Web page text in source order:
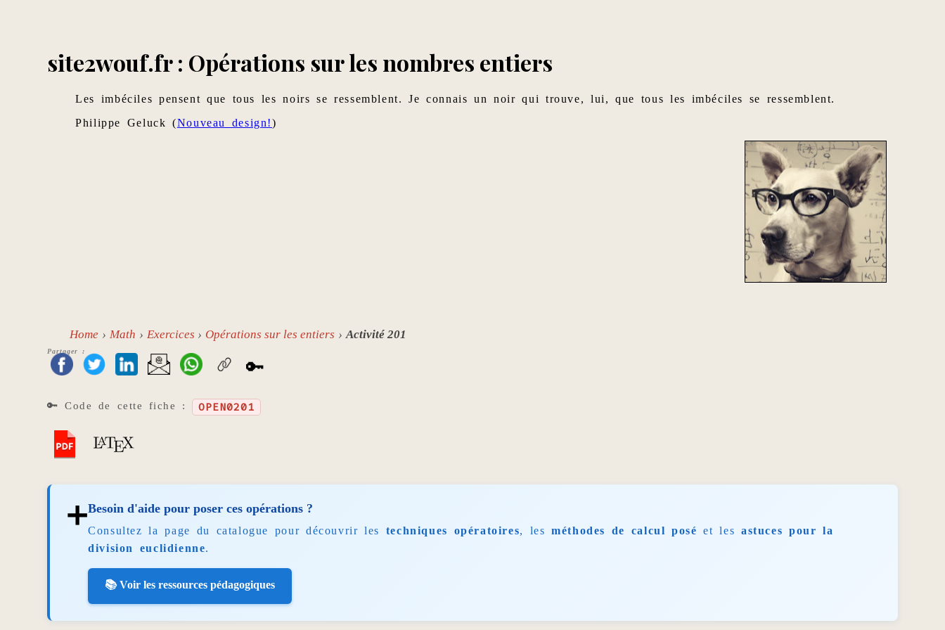
site2wouf.fr : Opérations sur les nombres entiers
Les imbéciles pensent que tous les noirs se ressemblent. Je connais un noir qui trouve, lui, que tous les imbéciles se ressemblent.
Philippe Geluck (Nouveau design!)
Home Math Exercices Opérations sur les entiers Activité 201
Partager :
🔑
🔑 Code de cette fiche : OPEN0201
➕Besoin d'aide pour poser ces opérations ?
Consultez la page du catalogue pour découvrir les techniques opératoires, lesméthodes de calcul posé et lesastuces pour la
division euclidienne.
📚 Voir les ressources pédagogiques